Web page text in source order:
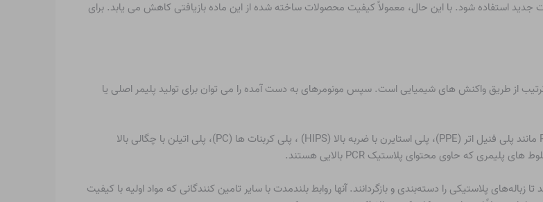
استفاده شود. با این حال، معمولاً کیفیت محصولات ساخته شده از این ماده بازیافتی کاهش می یابد. برای
ترتیب از طریق واکنش های شیمیایی است. سپس مونومرهای به دست آمده را می توان برای تولید پلیمر اصلی یا
پلی فنیل اتر (PPE) ، پلی استایرن با ضربه بالا (HIPS) ، پلی کربنات ها (PC)
، پلی اتیلن با چگالی بالا
های پلیمری که حاوی محتوای پلاستیک PCR بالایی هستند.
پلاستیکی را دسته‌بندی و بازگردانند. آنها روابط بلندمدت با سایر تامین کنندگانی که مواد اولیه با کیفیت